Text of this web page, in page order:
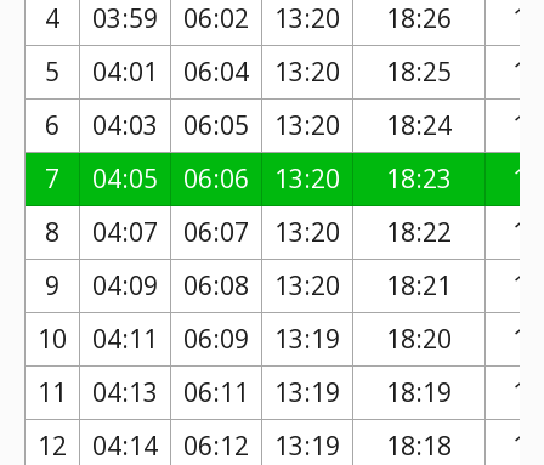
4
03:59 06:02 13:20 18:26
5
04:01 06:04 13:20 18:25
6
04:03 06:05 13:20 18:24
7
04:05 06:06 13:20 18:23
8
04:07 06:07 13:20 18:22
9
04:09 06:08 13:20 18:21
10
04:11 06:09 13:19 18:20
11
04:13 06:11 13:19 18:19
12
04:14 06:12 13:19 18:18